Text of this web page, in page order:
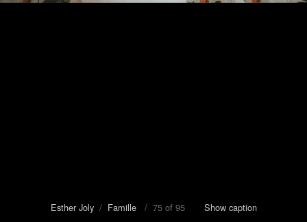
Esther Joly/ Famille / 75 of 95 Show caption